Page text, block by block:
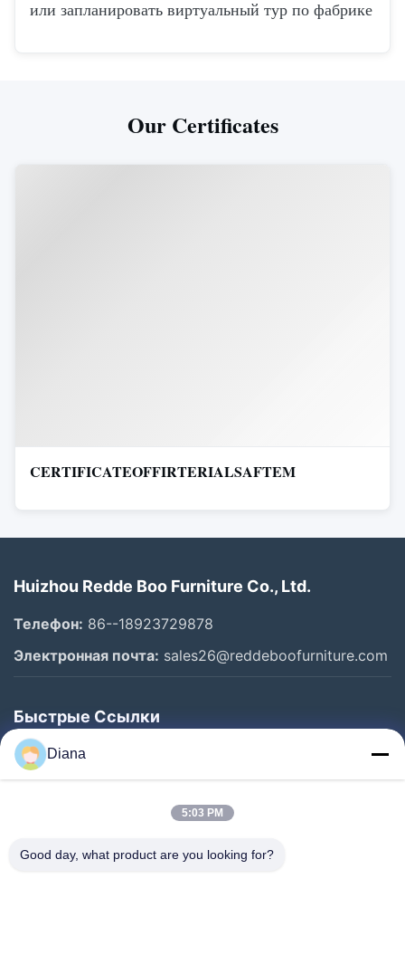
или запланировать виртуальный тур по фабрике
Our Certificates
CERTIFICATEOFFIRTERIALSAFTEM
Huizhou Redde Boo Furniture Co., Ltd.
Телефон: 86--18923729878
Электронная почта: sales26@reddeboofurniture.com
Быстрые Ссылки
Главная Страница
Продукция
О Компании
Diana
5:03 PM
Good day, what product are you looking for?